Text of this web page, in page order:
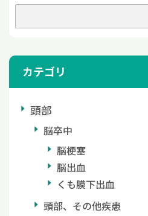
カテゴリ
頭部
脳卒中
脳梗塞
脳出血
くも膜下出血
頭部、その他疾患